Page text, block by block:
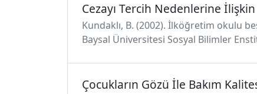
Cezayı Tercih Nedenlerine
Kundaklı, B. (2002). İlköğretim okulu
Baysal Üniversitesi Sosyal Bilimler
Çocukların Gözü İle Bakım